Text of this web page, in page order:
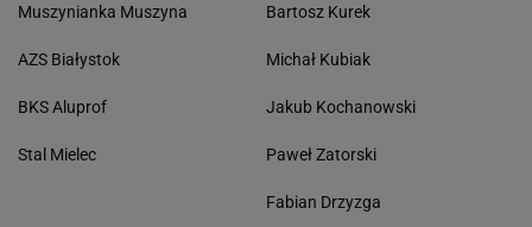
Muszynianka Muszyna
AZS Białystok
BKS Aluprof
Stal Mielec
Bartosz Kurek
Michał Kubiak
Jakub Kochanowski
Paweł Zatorski
Fabian Drzyzga